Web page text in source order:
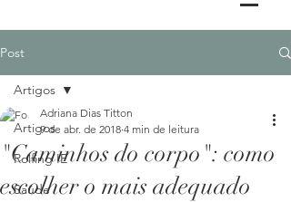
Post
Artigos
Rolfing IE
Saúde
Artigos
"Caminhos do corpo": como
escolher o mais adequado
Adriana Dias Titton
9 de abr. de 2018 4 min de leitura